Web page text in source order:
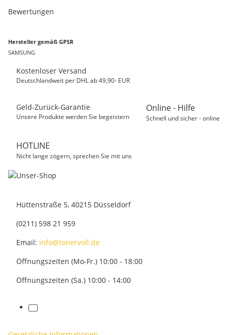
Bewertungen
Hersteller gemäß GPSR
SAMSUNG
Kostenloser Versand
Deutschlandweit per DHL ab 49,90- EUR
Geld-Zurück-Garantie
Unsere Produkte werden Sie begeistern
Online - Hilfe
Schnell und sicher - online
HOTLINE
Nicht lange zögern, sprechen Sie mit uns
Hüttenstraße 5, 40215 Düsseldorf
(0211) 598 21 959
Email: info@tonervoll.de
Öffnungszeiten (Mo-Fr.) 10:00 - 18:00
Öffnungszeiten (Sa.) 10:00 - 14:00
facebook